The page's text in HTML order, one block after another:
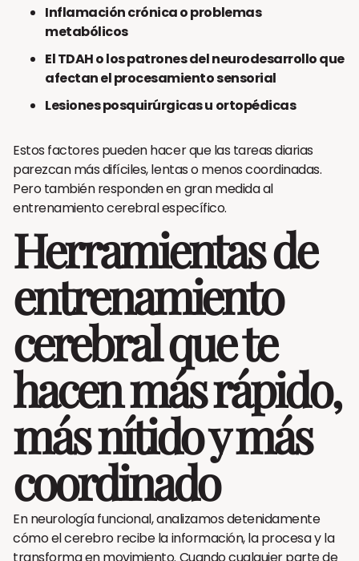
Inflamación crónica o problemas
metabólicos
El TDAH o los patrones del neurodesarrollo que
afectan el procesamiento sensorial
Lesiones posquirúrgicas u ortopédicas
Estos factores pueden hacer que las tareas diarias
parezcan más difíciles, lentas o menos coordinadas.
Pero también responden en gran medida al
entrenamiento cerebral específico.
Herramientas de
entrenamiento
cerebral que te
hacen más rápido,
más nítido y más
coordinado
En neurología funcional, analizamos detenidamente
cómo el cerebro recibe la información, la procesa y la